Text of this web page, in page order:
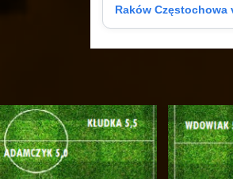
Raków Częstochowa